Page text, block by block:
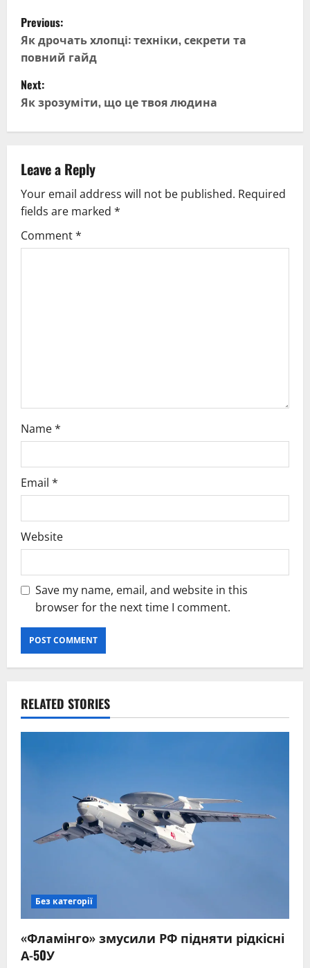
P
o
s
t
n
a
v
i
g
Previous:
Як дрочать хлопці: техніки, секрети та
повний гайд
Next:
Як зрозуміти, що це твоя людина
Leave a Reply
Your email address will not be published. Required
fields are marked *
Comment*
Name*
Email *
Website
Save my name, email, and website in this
browser for the next time I comment.
RELATED STORIES
Без категорії
«Фламінго» змусили РФ підняти рідкісні
А-50У